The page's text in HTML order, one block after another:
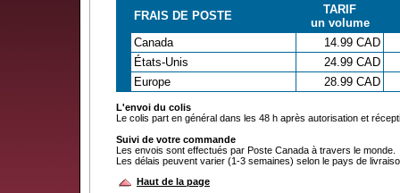
FRAIS DE POSTE
TARIF
un volume
Canada
14.99 CAD
États-Unis
24.99 CAD
Europe
28.99 CAD
L'envoi du colis
Le colis part en général dans les 48 h après autorisation et
Suivi de votre commande
Les envois sont effectués par Poste Canada à travers le monde.
Les délais peuvent varier (1-3 semaines) selon le pays de
Haut de la page